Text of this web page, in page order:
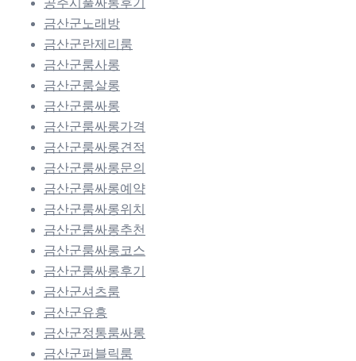
금산군노래방
금산군란제리룸
금산군룸사롱
금산군룸살롱
금산군룸싸롱
금산군룸싸롱가격
금산군룸싸롱견적
금산군룸싸롱문의
금산군룸싸롱예약
금산군룸싸롱위치
금산군룸싸롱추천
금산군룸싸롱코스
금산군룸싸롱후기
금산군셔츠룸
금산군유흥
금산군정통룸싸롱
금산군퍼블릭룸